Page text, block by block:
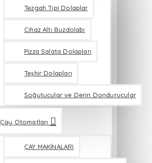
Tezgah Tipi Dolaplar
Cihaz Altı Buzdolabı
Pizza Salata Dolapları
Teşhir Dolapları
Soğutucular ve Derin Dondurucular
Çay Otomatları
ÇAY MAKİNALARI